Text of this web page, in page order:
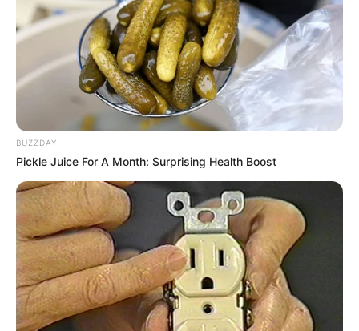
BUZZDAY
Pickle Juice For A Month: Surprising Health Boost